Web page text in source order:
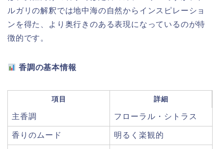
ルガリの解釈では地中海の自然からインスピレーショ
ンを得た、より奥行きのある表現になっているのが特
徴的です。
香調の基本情報
項目 詳細
主香調 フローラル・シトラス
香りのムード 明るく楽観的